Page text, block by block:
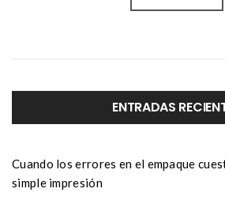
ENTRADAS
Cuando los errores en el empaque
simple impresión